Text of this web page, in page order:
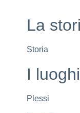
La
Storia
I luoghi
Plessi